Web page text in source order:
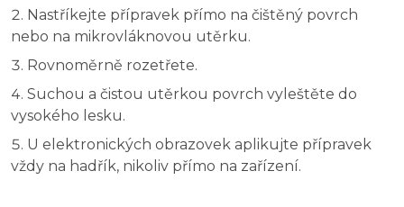
Nastříkejte přípravek přímo na čištěný povrch
nebo na mikrovláknovou utěrku.
Rovnoměrně rozetřete.
Suchou a čistou utěrkou povrch vyleštěte do
vysokého lesku.
U elektronických obrazovek aplikujte přípravek
vždy na hadřík, nikoliv přímo na zařízení.